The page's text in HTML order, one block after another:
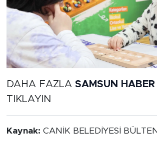
DAHA FAZLA SAMSUN HABER
TIKLAYIN
Kaynak: CANİK BELEDİYESİ BÜLTEN